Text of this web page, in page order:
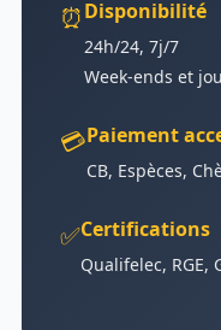
⏰Disponibilité
24h/24, 7j/7
Week-ends et
💳Paiement
CB, Espèces,
✅Certifications
Qualifelec, RGE,